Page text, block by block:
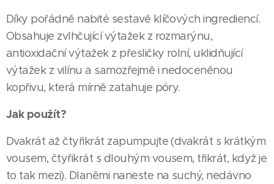
Díky pořádně nabité sestavě klíčových ingrediencí.
Obsahuje zvlhčující výtažek z rozmarýnu,
antioxidační výtažek z přesličky rolní, uklidňující
výtažek z vilínu a samozřejmě i nedoceněnou
kopřivu, která mírně zatahuje póry.
Jak použít?
Dvakrát až čtyřikrát zapumpujte (dvakrát s krátkým
vousem, čtyřikrát s dlouhým vousem, třikrát, když je
to tak mezi). Dlaněmi naneste na suchý, nedávno